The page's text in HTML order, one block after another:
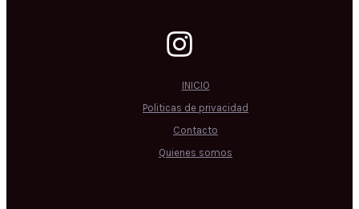
INICIO
Politicas de privacidad
Contacto
Quienes somos